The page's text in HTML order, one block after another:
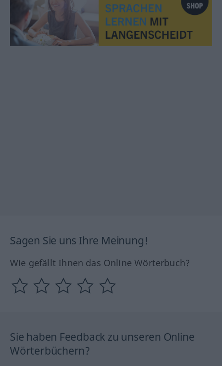
Sagen Sie uns Ihre Meinung!
Wie gefällt Ihnen das Online Wörterbuch?
Sie haben Feedback zu unseren Online
Wörterbüchern?